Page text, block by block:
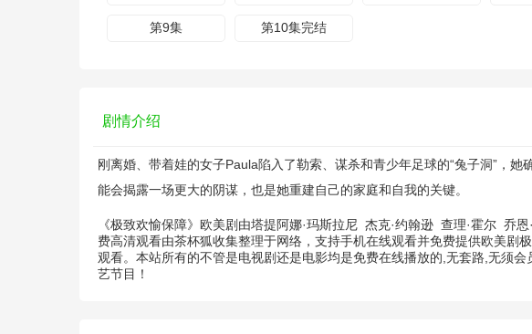
第9集 第10集完结
剧情介绍
刚离婚、带着娃的女子Paula陷入了勒索、谋杀和青少年足球的“兔子洞”，
能会揭露一场更大的阴谋，也是她重建自己的家庭和自我的关键。
《极致欢愉保障》欧美剧由塔提阿娜·玛斯拉尼 杰克·约翰逊 查理·霍尔 乔恩
费高清观看由茶杯狐收集整理于网络，支持手机在线观看并免费提供欧美
观看。本站所有的不管是电视剧还是电影均是免费在线播放的,无套路,无须
艺节目！